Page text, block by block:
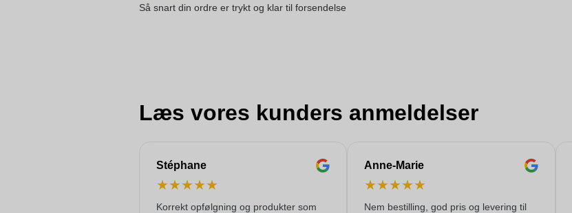
Så snart din ordre er trykt og klar til forsendelse
Læs vores kunders anmeldelser
Stéphane
★★★★★
Korrekt opfølgning og produkter som
Anne-Marie
★★★★★
Nem bestilling, god pris og levering til